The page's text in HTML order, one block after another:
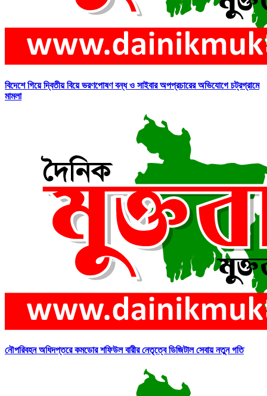
বিদেশে গিয়ে দ্বিতীয় বিয়ে ভরণপোষণ বন্ধ ও সাইবার অপপ্রচারের অভিযোগে চট্রগ্রামে
মামলা
নৌপরিবহন অধিদপ্তরে কমডোর শফিউল বারীর নেতৃত্বে ডিজিটাল সেবায় নতুন গতি